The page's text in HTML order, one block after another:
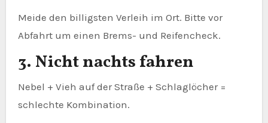
Meide den billigsten Verleih im Ort. Bitte vor
Abfahrt um einen Brems- und Reifencheck.
3. Nicht nachts fahren
Nebel + Vieh auf der Straße + Schlaglöcher =
schlechte Kombination.